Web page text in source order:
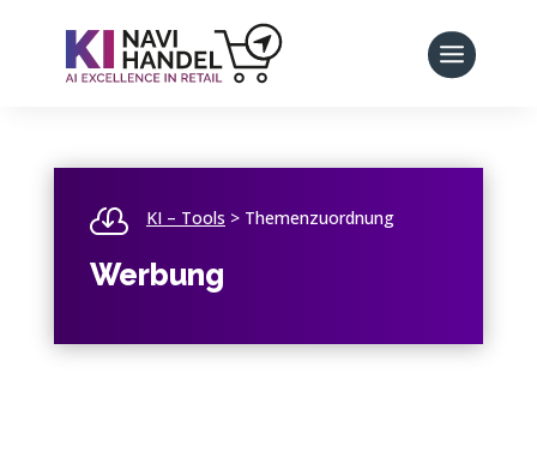
 KI – Tools > Themenzuordnung
Werbung